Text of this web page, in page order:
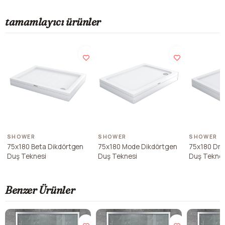
tamamlayıcı ürünler
SHOWER
75x180 Beta Dikdörtgen
Duş Teknesi
SHOWER
75x180 Mode Dikdörtgen
Duş Teknesi
SHOWER
75x180
Duş
Benzer Ürünler